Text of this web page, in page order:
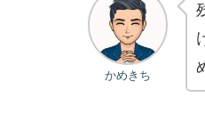
かめきち